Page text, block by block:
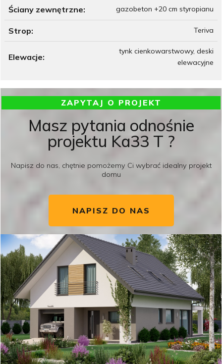
Ściany zewnętrzne: gazobeton +20 cm styropianu
Strop: Teriva
Elewacje:
tynk cienkowarstwowy, deski
elewacyjne
ZAPYTAJ O PROJEKT
Masz pytania odnośnie
projektu Ka33 T ?
Napisz do nas, chętnie pomożemy Ci wybrać idealny projekt
domu
NAPISZ DO NAS